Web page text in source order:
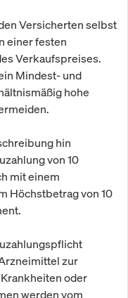
Versicherten selbst
einer festen
Verkaufspreises.
Mindest- und
hohe
hin
von 10
mit einem
Höchstbetrag von 10
zur
oder
werden vom